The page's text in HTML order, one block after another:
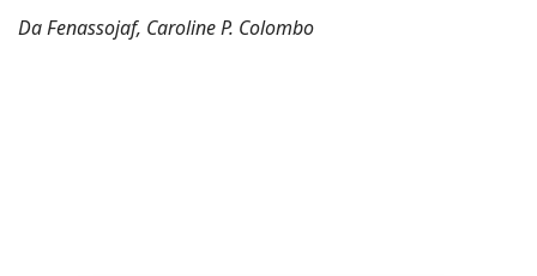
Da Fenassojaf, Caroline P. Colombo